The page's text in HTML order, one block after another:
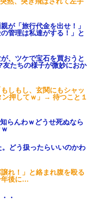
が「旅行代金を出せ！」
管理は私達がする！」と
、ツケで宝石を買おうと
たちの様子が微妙におか
しもし、玄関にもシャッ
ン押してｗ」→ 待つこと１
らんわｗどうせ死ぬなら
どう扱ったらいいのかわ
れ！」と絡まれ腹を殴る
年後に…
・